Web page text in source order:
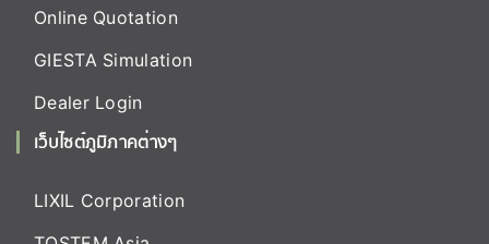
Online Quotation
GIESTA Simulation
Dealer Login
เว็บไซต์ภูมิภาคต่างๆ
LIXIL Corporation